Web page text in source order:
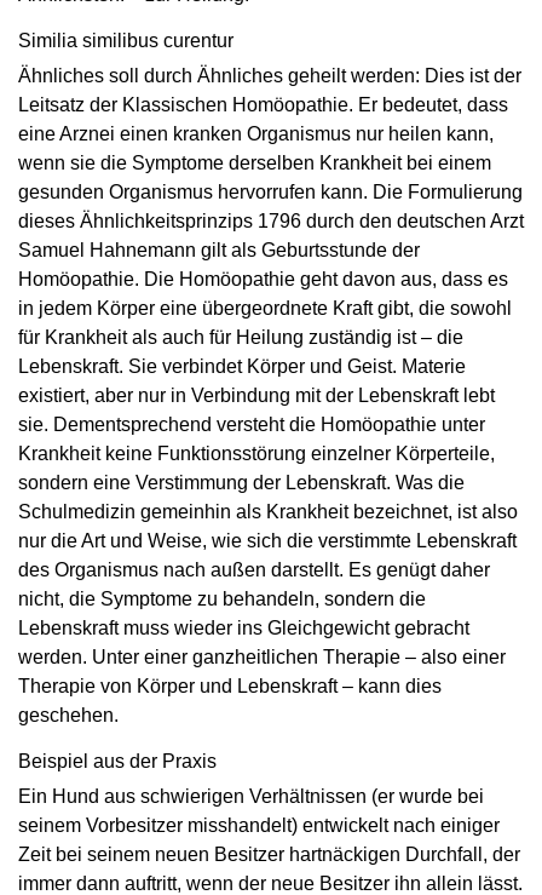
Similia similibus curentur
Ähnliches soll durch Ähnliches geheilt werden: Dies ist der
Leitsatz der Klassischen Homöo­pathie. Er bedeutet, dass
eine Arznei einen kranken Organismus nur heilen kann,
wenn sie die Symptome derselben Krankheit bei einem
gesunden Organismus hervorrufen kann. Die Formulierung
dieses Ähnlichkeitsprinzips 1796 durch den deutschen Arzt
Samuel Hahnemann gilt als Geburtsstunde der
Homöopathie. Die Homöopathie geht davon aus, dass es
in jedem Körper eine übergeordnete Kraft gibt, die sowohl
für Krankheit als auch für Heilung zuständig ist – die
Lebenskraft. Sie verbindet Körper und Geist. Materie
existiert, aber nur in Verbindung mit der Lebenskraft lebt
sie. Dementsprechend versteht die Homöopathie unter
Krankheit keine Funktionsstörung einzelner Körperteile,
sondern eine Verstimmung der Lebenskraft. Was die
Schulmedizin gemeinhin als Krankheit bezeichnet, ist also
nur die Art und Weise, wie sich die verstimmte Lebenskraft
des Organismus nach außen darstellt. Es genügt daher
nicht, die Symptome zu behandeln, sondern die
Lebenskraft muss wieder ins Gleichgewicht gebracht
werden. Unter einer ganzheitlichen Therapie – also einer
Therapie von Körper und Lebenskraft – kann dies
geschehen.
Beispiel aus der Praxis
Ein Hund aus schwierigen Verhältnissen (er wurde bei
seinem Vorbesitzer misshandelt) entwickelt nach einiger
Zeit bei seinem neuen Besitzer hartnäckigen Durchfall, der
immer dann auftritt, wenn der neue Besitzer ihn allein lässt.